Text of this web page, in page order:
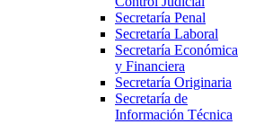
Secretaría Penal
Secretaría Laboral
Secretaría Económica
y Financiera
Secretaría Originaria
Secretaría de
Información Técnica